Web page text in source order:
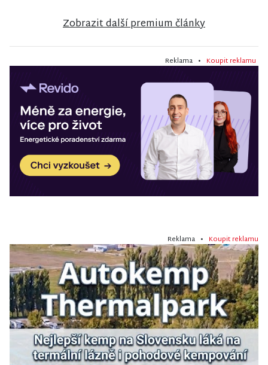
Zobrazit další premium články
Reklama • Koupit reklamu
Reklama • Koupit reklamu